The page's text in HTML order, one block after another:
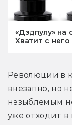
«Дэдпулу» на
Хватит с
Революции в
внезапно, но
незыблемым
уже отходит в